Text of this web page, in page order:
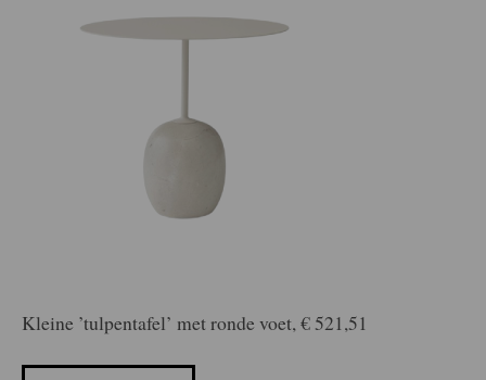
Kleine ’tulpentafel’ met ronde voet, € 521,51